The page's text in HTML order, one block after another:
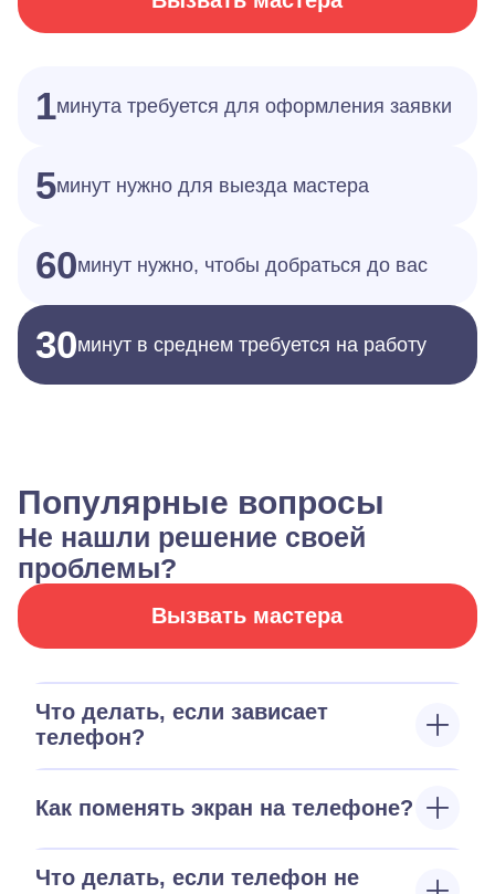
1минута требуется для оформления заявки
5минут нужно для выезда мастера
60минут нужно, чтобы добраться до вас
30минут в среднем требуется на работу
Популярные вопросы
Не нашли решение своей
проблемы?
Вызвать мастера
Что делать, если зависает
телефон?
Как поменять экран на телефоне?
Что делать, если телефон не